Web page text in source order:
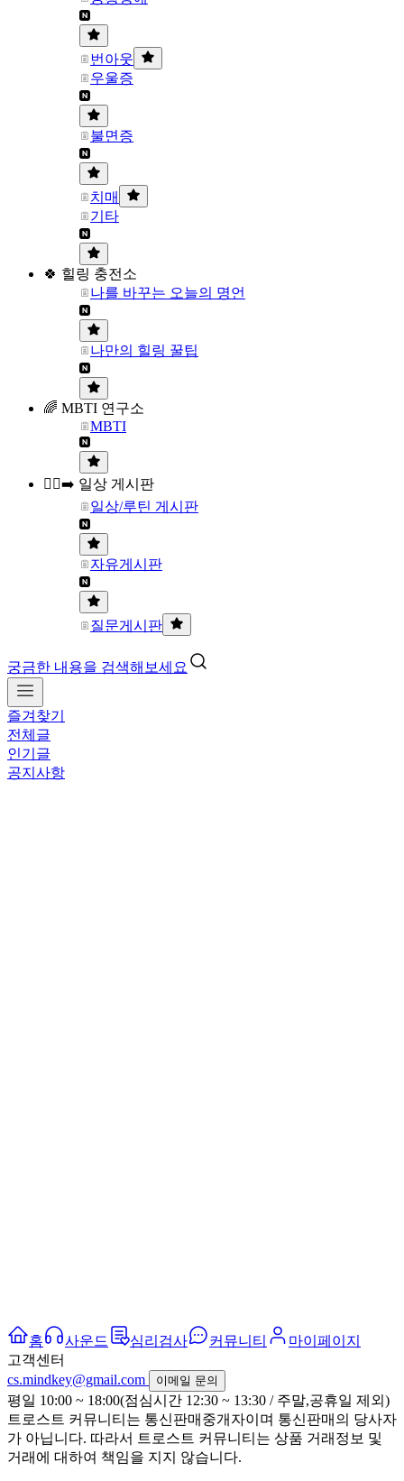
번아웃
우울증
불면증
치매
기타
🍀 힐링 충전소
나를 바꾸는 오늘의 명언
나만의 힐링 꿀팁
🌈 MBTI 연구소
MBTI
🏃‍♀️‍➡️ 일상 게시판
일상/루틴 게시판
자유게시판
질문게시판
궁금한 내용을 검색해보세요
즐겨찾기
전체글
인기글
공지사항
홈 사운드 심리검사 커뮤니티
마이페이지
고객센터
cs.mindkey@gmail.com
이메일 문의
평일 10:00 ~ 18:00(점심시간 12:30 ~ 13:30 / 주말,공휴일 제외)
트로스트 커뮤니티는 통신판매중개자이며 통신판매의 당사자
가 아닙니다. 따라서 트로스트 커뮤니티는 상품 거래정보 및
거래에 대하여 책임을 지지 않습니다.